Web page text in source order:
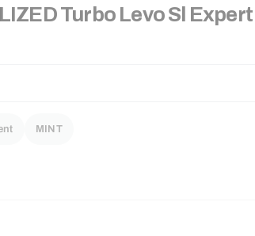
Turbo Levo Sl Expert
MINT